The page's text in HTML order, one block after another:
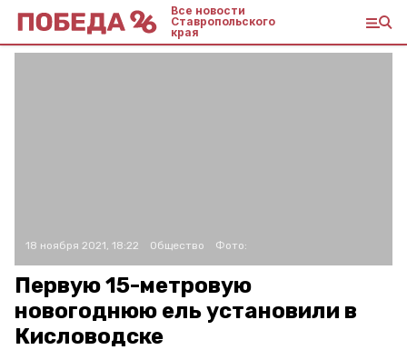
Все новости
Ставропольского
края
18 ноября 2021, 18:22 Общество Фото:
Первую 15-метровую
новогоднюю ель установили в
Кисловодске